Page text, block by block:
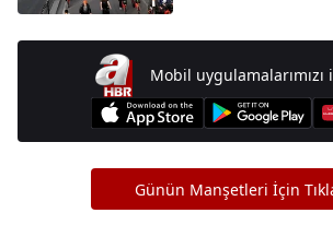
Mobil
Günün Manşetleri İçin